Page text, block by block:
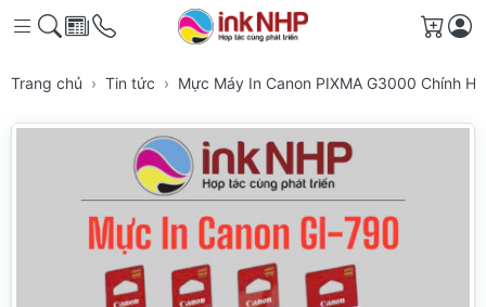
Giỏ
Trang chủ Tin tức Mực Máy In Canon PIXMA G3000 Chính